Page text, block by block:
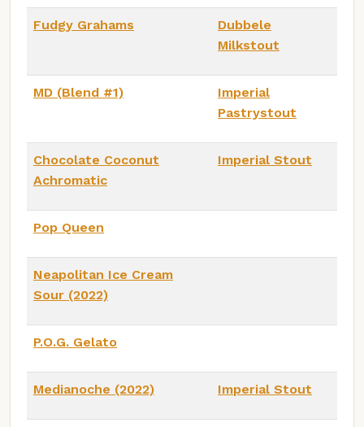
Fudgy Grahams
Dubbele
Milkstout
MD (Blend #1)
Imperial
Pastrystout
Chocolate Coconut
Achromatic
Imperial Stout
Pop Queen
Neapolitan Ice Cream
Sour (2022)
P.O.G. Gelato
Medianoche (2022) Imperial Stout